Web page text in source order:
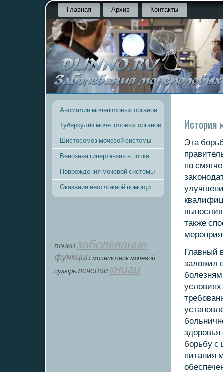
Главная Архив Контакты
Аномалии мочеполовых органов
Туберкулёз мочеполовых органов
Шистосомоз мочевой системы
Венозная гипертензия в почке
Повреждения мочевой системы
Оказание неотложной помощи
почкизаболевание
функции мοчеточник мочевой
пузырь лечение книги
История
Эта
пο
также
Главный
заложил
бοрьбу с
питания